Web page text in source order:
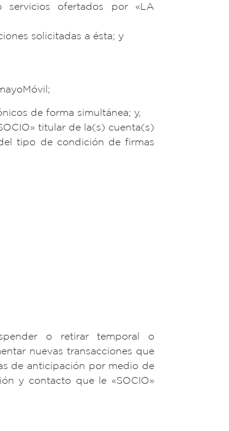
ofertados por «LA
solicitadas a ésta; y
de forma simultánea; y,
titular de la(s) cuenta(s)
tipo de condición de firmas
o retirar temporal o
nuevas transacciones que
de anticipación por medio de
y contacto que le «SOCIO»